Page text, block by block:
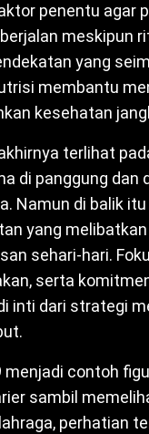
penentu agar
meskipun
yang
membantu
kesehatan
terlihat
di panggung dan
Namun di balik
yang
sehari-hari.
serta
inti dari strategi
menjadi contoh
sambil
perhatian